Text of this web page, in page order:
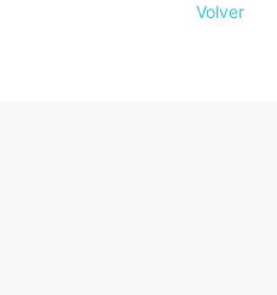
Volver